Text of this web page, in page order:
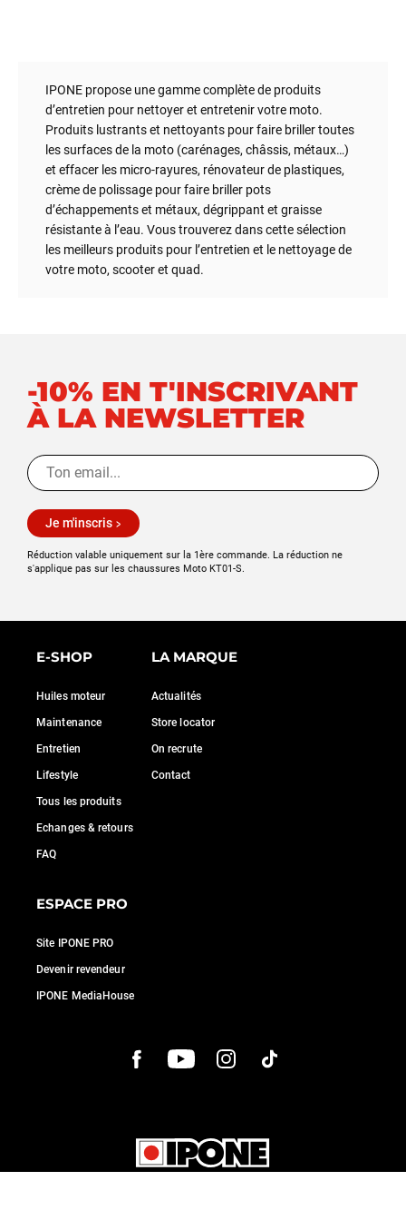
pour graisser, lubrifier et protéger de l’usure et de la
corrosion.
IPONE propose une gamme complète de produits
d’entretien pour nettoyer et entretenir votre moto.
Produits lustrants et nettoyants pour faire briller toutes
les surfaces de la moto (carénages, châssis, métaux…)
et effacer les micro-rayures, rénovateur de plastiques,
crème de polissage pour faire briller pots
d’échappements et métaux, dégrippant et graisse
résistante à l’eau. Vous trouverez dans cette sélection
les meilleurs produits pour l’entretien et le nettoyage de
votre moto, scooter et quad.
-10% EN T'INSCRIVANT
À LA NEWSLETTER
Je m'inscris
Réduction valable uniquement sur la 1ère commande. La réduction ne
s'applique pas sur les chaussures Moto KT01-S.
E-SHOP
Huiles moteur
Maintenance
Entretien
Lifestyle
Tous les produits
Echanges & retours
FAQ
LA MARQUE
Actualités
Store locator
On recrute
Contact
ESPACE PRO
Site IPONE PRO
Devenir revendeur
IPONE MediaHouse